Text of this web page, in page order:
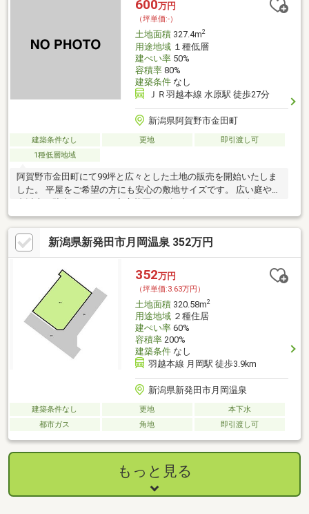
600万円
（坪単価:-）
土地面積327.4m2
用途地域１種低層
建ぺい率50%
容積率80%
建築条件なし
ＪＲ羽越本線 水原駅 徒歩27分
新潟県阿賀野市金田町
建築条件なし 更地
即引渡し可
1種低層地域
阿賀野市金田町にて99坪と広々とした土地の販売を開始いたしま
した。 平屋をご希望の方にも安心の敷地サイズです。 広い庭や3
台以上の駐車スペース、家庭菜園など趣味のスペースも 確保で
き、ゆとりある生活を弊社にてご提案させていただきます。
新潟県新発田市月岡温泉 352万円
352万円
（坪単価:3.63万円）
土地面積320.58m2
用途地域２種住居
建ぺい率60%
容積率200%
建築条件なし
羽越本線 月岡駅 徒歩3.9km
新潟県新発田市月岡温泉
建築条件なし 更地
本下水
都市ガス
角地 即引渡し可
もっと見る